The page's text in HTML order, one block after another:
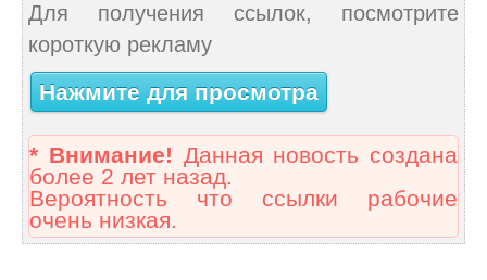
Для получения ссылок, посмотрите
короткую рекламу
Нажмите для просмотра
* Внимание! Данная новость создана
более 2 лет назад.
Вероятность что ссылки рабочие
очень низкая.